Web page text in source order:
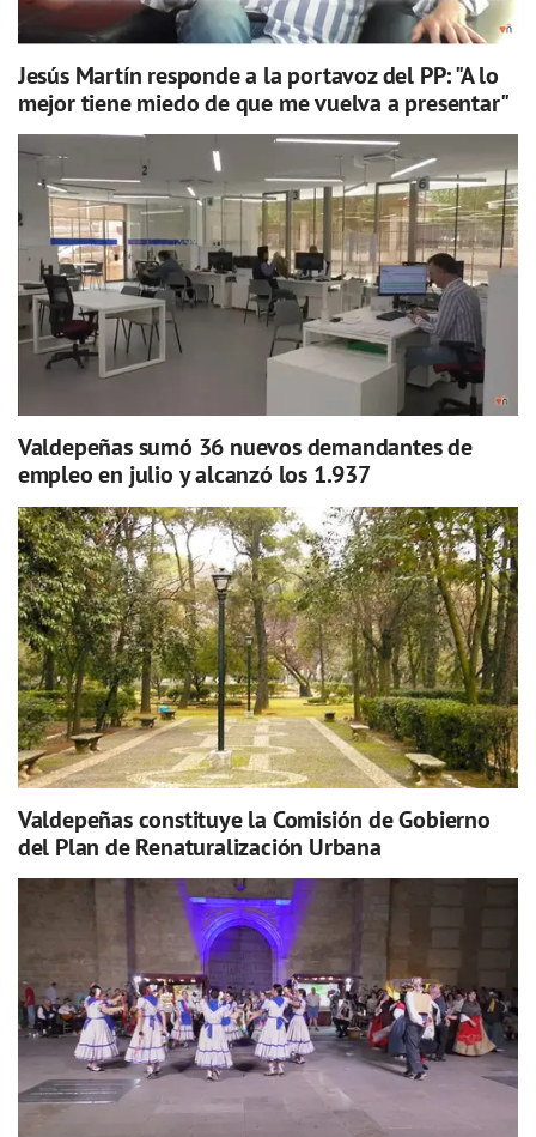
Jesús Martín responde a la portavoz del PP: "A lo
mejor tiene miedo de que me vuelva a presentar"
Valdepeñas sumó 36 nuevos demandantes de
empleo en julio y alcanzó los 1.937
Valdepeñas constituye la Comisión de Gobierno
del Plan de Renaturalización Urbana